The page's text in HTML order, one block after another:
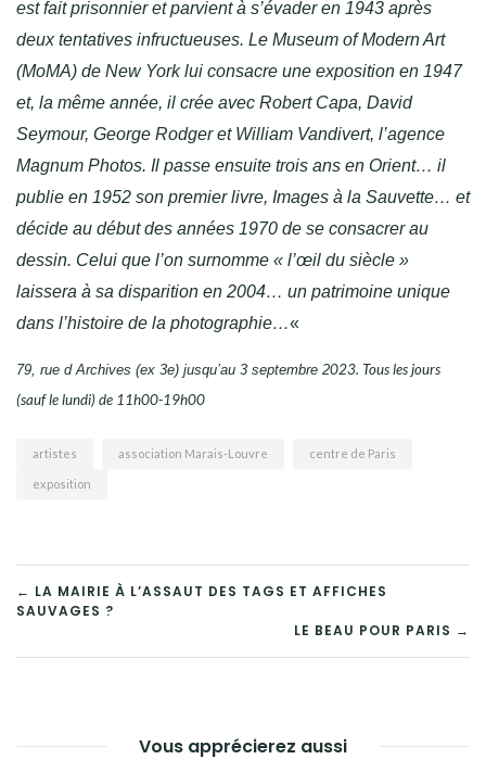
est fait prisonnier et parvient à s’évader en 1943 après
deux tentatives infructueuses. Le Museum of Modern Art
(MoMA) de New York lui consacre une exposition en 1947
et, la même année, il crée avec Robert Capa, David
Seymour, George Rodger et William Vandivert, l’agence
Magnum Photos. Il passe ensuite trois ans en Orient… il
publie en 1952 son premier livre, Images à la Sauvette… et
décide au début des années 1970 de se consacrer au
dessin. Celui que l’on surnomme « l’œil du siècle »
laissera à sa disparition en 2004… un patrimoine unique
dans l’histoire de la photographie…«
79, rue d Archives (ex 3e) jusqu’au 3 septembre 2023. Tous les jours
(sauf le lundi) de 11h00-19h00
artistes association Marais-Louvre centre de Paris
exposition
NAVIGATION
DE
← LA MAIRIE À L’ASSAUT DES TAGS ET AFFICHES
SAUVAGES ?
LE BEAU POUR PARIS →
Vous apprécierez aussi